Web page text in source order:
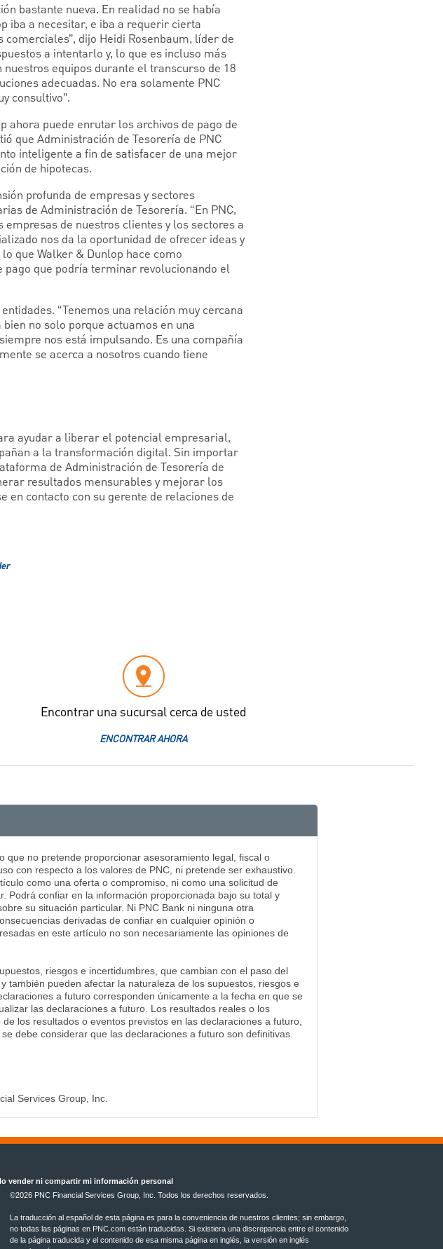
bastante nueva. En realidad no se había
iba a necesitar, e iba a requerir cierta
dijo Heidi Rosenbaum, líder de
a intentarlo y, lo que es incluso más
equipos durante el transcurso de 18
adecuadas. No era solamente PNC
consultivo”.
ahora puede enrutar los archivos de pago de
que Administración de Tesorería de PNC
inteligente a fin de satisfacer de una mejor
de hipotecas.
profunda de empresas y sectores
de Administración de Tesorería. “En PNC,
de nuestros clientes y los sectores a
nos da la oportunidad de ofrecer ideas y
que Walker & Dunlop hace como
que podría terminar revolucionando el
“Tenemos una relación muy cercana
no solo porque actuamos en una
nos está impulsando. Es una compañía
se acerca a nosotros cuando tiene
ayudar a liberar el potencial empresarial,
a la transformación digital. Sin importar
de Administración de Tesorería de
resultados mensurables y mejorar los
en contacto con su gerente de relaciones de
Encontrar una sucursal cerca de usted
ENCONTRAR AHORA
no pretende proporcionar asesoramiento legal, fiscal o
con respecto a los valores de PNC, ni pretende ser exhaustivo.
como una oferta o compromiso, ni como una solicitud de
Podrá confiar en la información proporcionada bajo su total y
su situación particular. Ni PNC Bank ni ninguna otra
derivadas de confiar en cualquier opinión o
en este artículo no son necesariamente las opiniones de
riesgos e incertidumbres, que cambian con el paso del
pueden afectar la naturaleza de los supuestos, riesgos e
a futuro corresponden únicamente a la fecha en que se
las declaraciones a futuro. Los resultados reales o los
los resultados o eventos previstos en las declaraciones a futuro,
debe considerar que las declaraciones a futuro son definitivas.
Services Group, Inc.
vender ni compartir mi información personal
©2026 PNC Financial Services Group, Inc. Todos los derechos reservados.
La traducción al español de esta página es para la conveniencia de nuestros clientes; sin embargo,
no todas las páginas en PNC.com están traducidas. Si existiera una discrepancia entre el contenido
de la página traducida y el contenido de esa misma página en inglés, la versión en inglés